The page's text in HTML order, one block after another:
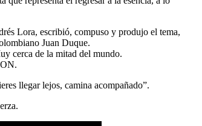
Lora, escribió, compuso y produjo el tema,
Juan Duque.
cerca de la mitad del mundo.
llegar lejos, camina acompañado”.